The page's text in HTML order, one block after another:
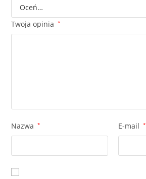
Twoja opinia *
Nazwa * E-mail *